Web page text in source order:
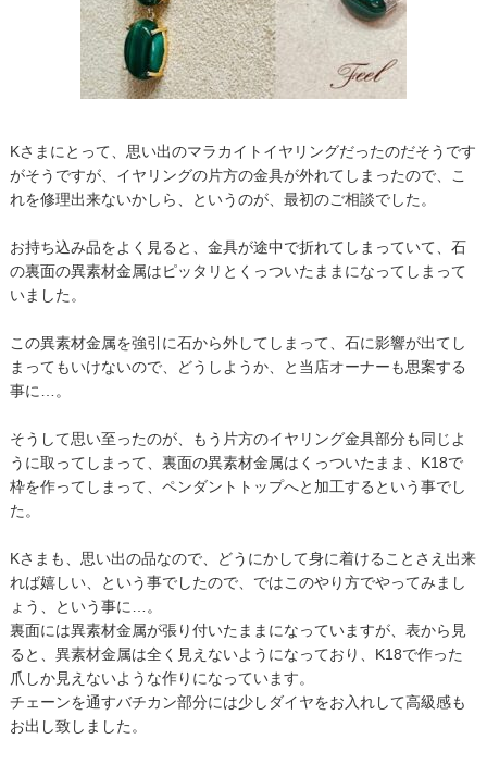
Kさまにとって、思い出のマラカイトイヤリングだったのだそうです
がそうですが、イヤリングの片方の金具が外れてしまったので、こ
れを修理出来ないかしら、というのが、最初のご相談でした。
お持ち込み品をよく見ると、金具が途中で折れてしまっていて、石
の裏面の異素材金属はピッタリとくっついたままになってしまって
いました。
この異素材金属を強引に石から外してしまって、石に影響が出てし
まってもいけないので、どうしようか、と当店オーナーも思案する
事に…。
そうして思い至ったのが、もう片方のイヤリング金具部分も同じよ
うに取ってしまって、裏面の異素材金属はくっついたまま、K18で
枠を作ってしまって、ペンダントトップへと加工するという事でし
た。
Kさまも、思い出の品なので、どうにかして身に着けることさえ出来
れば嬉しい、という事でしたので、ではこのやり方でやってみまし
ょう、という事に…。
裏面には異素材金属が張り付いたままになっていますが、表から見
ると、異素材金属は全く見えないようになっており、K18で作った
爪しか見えないような作りになっています。
チェーンを通すバチカン部分には少しダイヤをお入れして高級感も
お出し致しました。